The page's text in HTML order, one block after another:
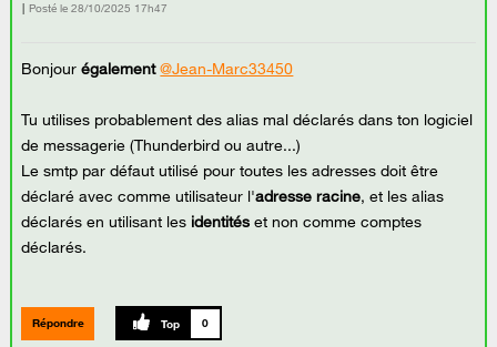
Posté le ‎28/10/2025 17h47
Bonjourégalement @Jean-Marc33450
Tu utilises probablement des alias mal déclarés dans ton logiciel
de messagerie (Thunderbird ou autre...)
Le smtp par défaut utilisé pour toutes les adresses doit être
déclaré avec comme utilisateur l'adresse racine, et les alias
déclarés en utilisant les identités et non comme comptes
déclarés.
Répondre 0